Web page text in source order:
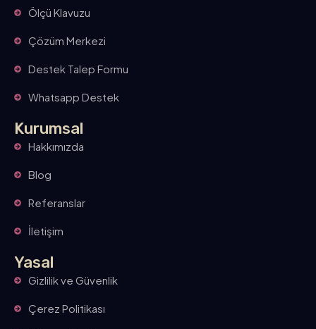
Ölçü Klavuzu
Çözüm Merkezi
Destek Talep Formu
Whatsapp Destek
Kurumsal
Hakkımızda
Blog
Referanslar
İletişim
Yasal
Gizlilik ve Güvenlik
Çerez Politikası